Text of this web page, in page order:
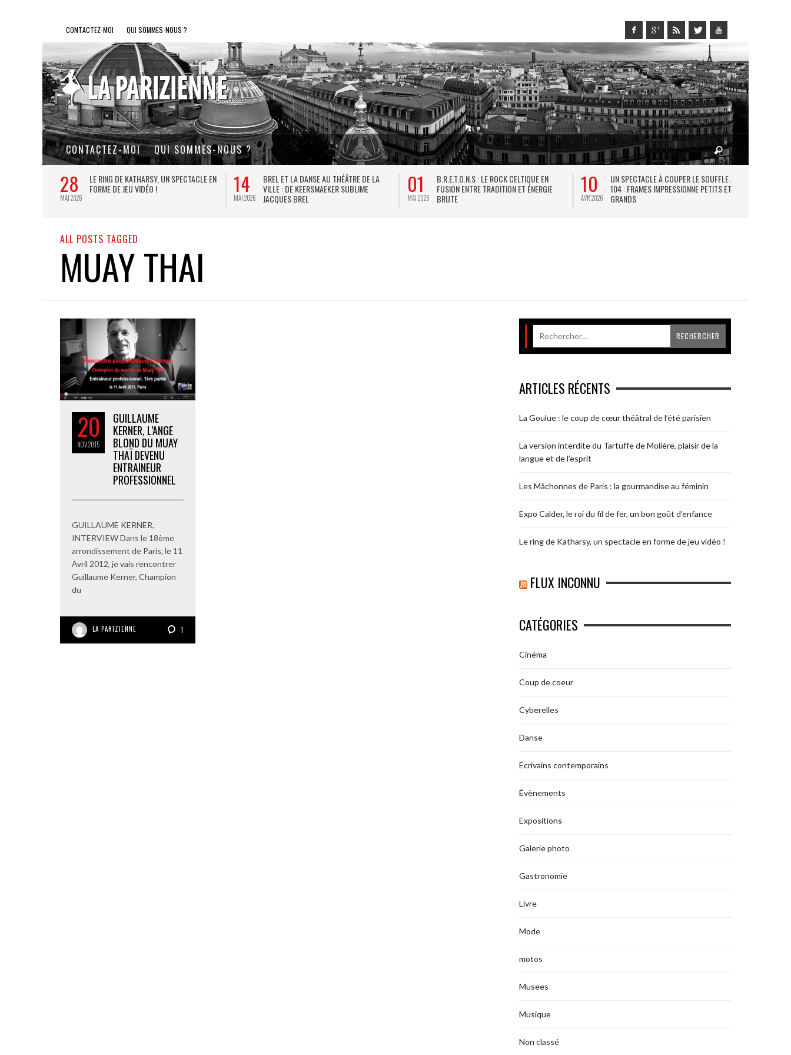
CONTACTEZ-MOI QUI SOMMES-NOUS ?
CONTACTEZ-MOI QUI SOMMES-NOUS ?
28
MAI 2026
LE RING DE KATHARSY, UN SPECTACLE EN
FORME DE JEU VIDÉO !
14
MAI 2026
BREL ET LA DANSE AU THÉÂTRE DE LA
VILLE : DE KEERSMAEKER SUBLIME
JACQUES BREL
01
MAI 2026
B.R.E.T.O.N.S : LE ROCK CELTIQUE EN
FUSION ENTRE TRADITION ET ÉNERGIE
BRUTE
10
AVR 2026
UN SPECTACLE À COUPER LE SOUFFLE AU
104 : FRAMES IMPRESSIONNE PETITS ET
GRANDS
ALL POSTS TAGGED
MUAY THAI
20
NOV2015
GUILLAUME
KERNER, L’ANGE
BLOND DU MUAY
THAÏ DEVENU
ENTRAINEUR
PROFESSIONNEL
GUILLAUME KERNER,
INTERVIEW Dans le 18ème
arrondissement de Paris, le 11
Avril 2012, je vais rencontrer
Guillaume Kerner, Champion
du
LA PARIZIENNE 1
ARTICLES RÉCENTS
La Goulue : le coup de cœur théâtral de l’été parisien
La version interdite du Tartuffe de Molière, plaisir de la
langue et de l’esprit
Les Mâchonnes de Paris : la gourmandise au féminin
Expo Calder, le roi du fil de fer, un bon goût d’enfance
Le ring de Katharsy, un spectacle en forme de jeu vidéo !
FLUX INCONNU
CATÉGORIES
Cinéma
Coup de coeur
Cyberelles
Danse
Ecrivains contemporains
Évènements
Expositions
Galerie photo
Gastronomie
Livre
Mode
motos
Musees
Musique
Non classé